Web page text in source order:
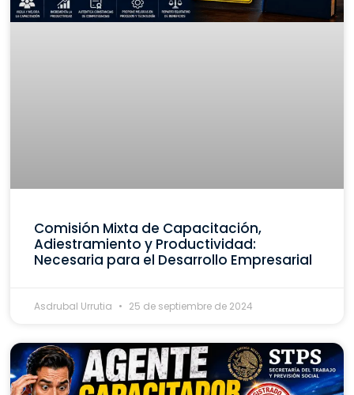
Comisión Mixta de Capacitación,
Adiestramiento y Productividad:
Necesaria para el Desarrollo Empresarial
Asdrubal Urrutia 25 de septiembre de 2024